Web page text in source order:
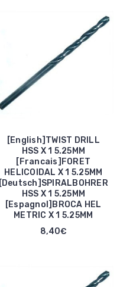
[English]TWIST DRILL
HSS X 1 5.25MM
[Francais]FORET
HELICOIDAL X 1 5.25MM
[Deutsch]SPIRALBOHRER
HSS X 1 5.25MM
[Espagnol]BROCA HEL
METRIC X 1 5.25MM
8,40€